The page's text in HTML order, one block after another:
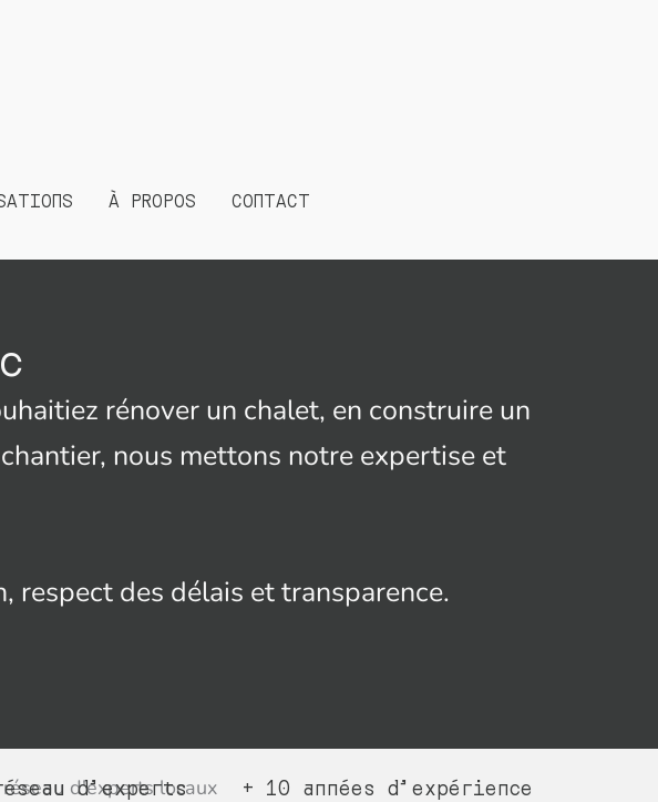
À PROPOS CONTACT
rénover un chalet, en construire un
nous mettons notre expertise et
respect des délais et transparence.
d’experts
+ 10 années d’expérience